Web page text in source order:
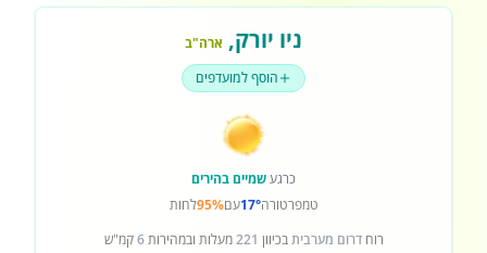
ניו יורק, ארה"ב
הוסף למועדפים
כרגעשמיים בהירים
טמפרטורה17°עם95%לחות
רוחדרום מערביתבכיוון 221מעלות ובמהירות6קמ"ש